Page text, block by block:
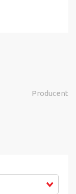
Producent